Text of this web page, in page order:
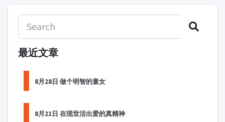
最近文章
8月28日 做个明智的童女
8月21日 在现世活出爱的真精神